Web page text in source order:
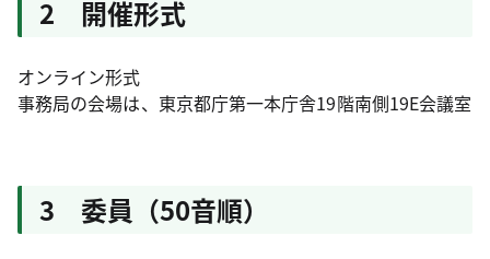
2 開催形式
オンライン形式
事務局の会場は、東京都庁第一本庁舎19階南側19E会議室
3 委員（50音順）